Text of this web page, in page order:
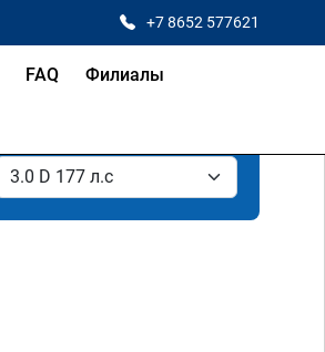
+7 8652 577621
FAQ Филиалы